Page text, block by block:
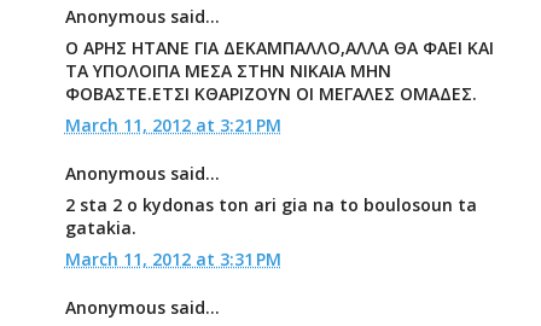
Anonymous said...
Ο ΑΡΗΣ ΗΤΑΝΕ ΓΙΑ ΔΕΚΑΜΠΑΛΛΟ,ΑΛΛΑ ΘΑ ΦΑΕΙ ΚΑΙ
ΤΑ ΥΠΟΛΟΙΠΑ ΜΕΣΑ ΣΤΗΝ ΝΙΚΑΙΑ ΜΗΝ
ΦΟΒΑΣΤΕ.ΕΤΣΙ ΚΘΑΡΙΖΟΥΝ ΟΙ ΜΕΓΑΛΕΣ ΟΜΑΔΕΣ.
March 11, 2012 at 3:21 PM
Anonymous said...
2 sta 2 o kydonas ton ari gia na to boulosoun ta
gatakia.
March 11, 2012 at 3:31 PM
Anonymous said...